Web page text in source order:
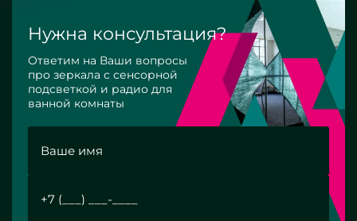
Нужна консультация?
Ответим на Ваши вопросы
про зеркала с сенсорной
подсветкой и радио для
ванной комнаты